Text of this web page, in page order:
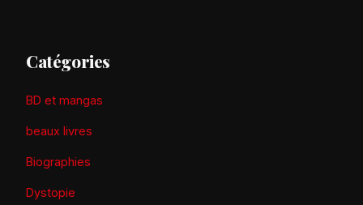
Catégories
BD et mangas
beaux livres
Biographies
Dystopie